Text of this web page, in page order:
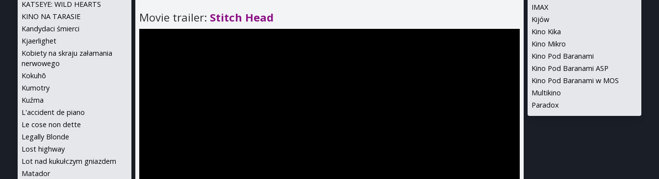
Movie trailer: Stitch Head
IMAX
Kijów
Kino Kika
Kino Mikro
Kino Pod Baranami
Kino Pod Baranami ASP
Kino Pod Baranami w MOS
Multikino
Paradox
KATSEYE: WILD HEARTS
KINO NA TARASIE
Kandydaci śmierci
Kjaerlighet
Kobiety na skraju załamania
nerwowego
Kokuhō
Kumotry
Kuźma
L'accident de piano
Le cose non dette
Legally Blonde
Lost highway
Lot nad kukułczym gniazdem
Matador